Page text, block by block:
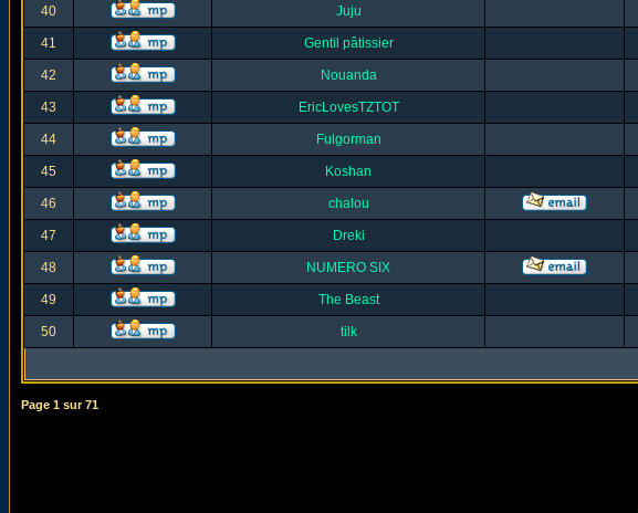
40 Juju
41 Gentil pâtissier
42 Nouanda
43 EricLovesTZTOT
44 Fulgorman
45 Koshan
46 chalou
47 Dreki
48 NUMERO SIX
49 The Beast
50 tilk
Page 1 sur71